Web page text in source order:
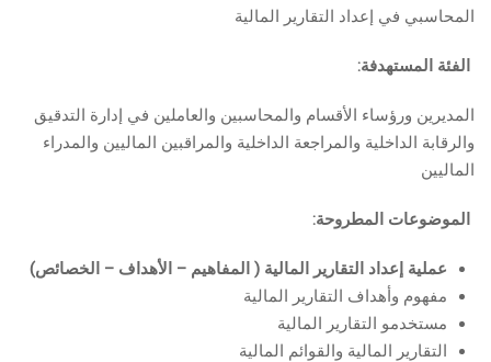
المحاسبي في إعداد التقارير المالية
الفئة المستهدفة:
المديرين ورؤساء الأقسام والمحاسبين والعاملين في إدارة التدقيق
والرقابة الداخلية والمراجعة الداخلية والمراقبين الماليين والمدراء
الماليين
الموضوعات المطروحة:
عملية إعداد التقارير المالية ( المفاهيم – الأهداف – الخصائص)
مفهوم وأهداف التقارير المالية
مستخدمو التقارير المالية
التقارير المالية والقوائم المالية